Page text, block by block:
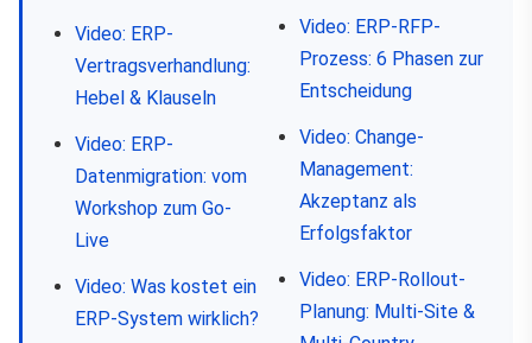
Video: ERP-
Vertragsverhandlung:
Hebel & Klauseln
Video: ERP-
Datenmigration: vom
Workshop zum Go-
Live
Video: Was kostet ein
ERP-System wirklich?
Video: ERP-RFP-
Prozess: 6 Phasen zur
Entscheidung
Video: Change-
Management:
Akzeptanz als
Erfolgsfaktor
Video: ERP-Rollout-
Planung: Multi-Site &